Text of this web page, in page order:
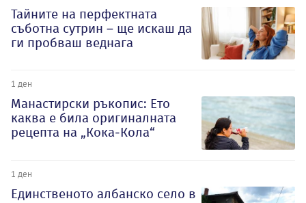
Тайните на перфектната
съботна сутрин – ще искаш да
ги пробваш веднага
1 ден
Манастирски ръкопис: Ето
каква е била оригиналната
рецепта на „Кока-Кола“
1 ден
Единственото албанско село в